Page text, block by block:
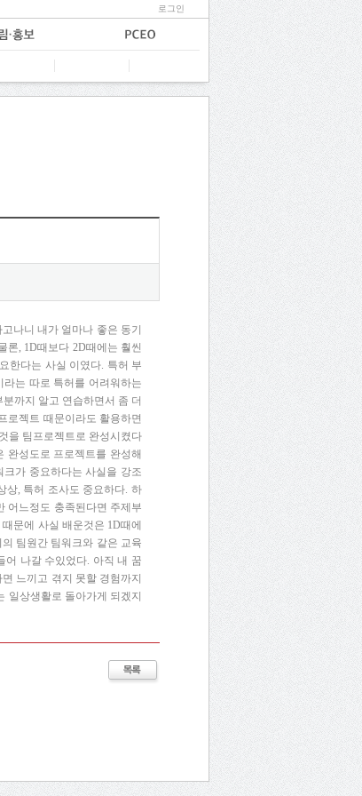
로그인
나니 내가 얼마나 좋은 동기
론, 1D때보다 2D때에는 훨씬
한다는 사실 이였다. 특허 부
는 따로 특허를 어려워하는
까지 알고 연습하면서 좀 더
로젝트 때문이라도 활용하면
을 팀프로젝트로 완성시켰다
완성도로 프로젝트를 완성해
가 중요하다는 사실을 강조
상, 특허 조사도 중요하다. 하
어느정도 충족된다면 주제부
문에 사실 배운것은 1D때에
팀원간 팀워크와 같은 교육
어 나갈 수있었다. 아직 내 꿈
느끼고 겪지 못할 경험까지
일상생활로 돌아가게 되겠지